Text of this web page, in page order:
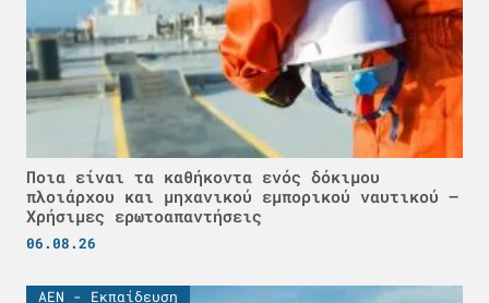
Ποια είναι τα καθήκοντα ενός δόκιμου
πλοιάρχου και μηχανικού εμπορικού ναυτικού –
Χρήσιμες ερωτοαπαντήσεις
06.08.26
ΑΕΝ - Εκπαίδευση